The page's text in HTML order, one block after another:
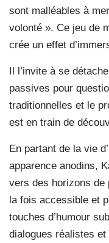
sont malléables à
volonté ». Ce jeu de
crée un effet
Il l’invite à se
passives pour
traditionnelles et le
est en train de
En partant de la vie
apparence anodins,
vers des horizons
la fois accessible et
touches d’humour
dialogues réalistes